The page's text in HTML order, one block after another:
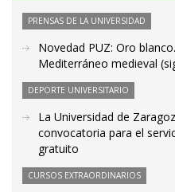
PRENSAS DE LA UNIVERSIDAD
Novedad PUZ: Oro
Mediterráneo medieval
DEPORTE UNIVERSITARIO
La Universidad de
convocatoria para el
gratuito
CURSOS EXTRAORDINARIOS